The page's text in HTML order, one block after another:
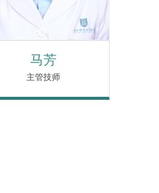
马芳
主管技师